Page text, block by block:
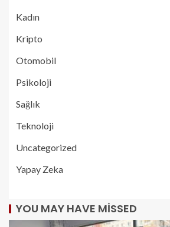
Kadın
Kripto
Otomobil
Psikoloji
Sağlık
Teknoloji
Uncategorized
Yapay Zeka
YOU MAY HAVE MISSED